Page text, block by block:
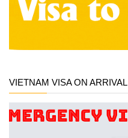
VIETNAM VISA ON ARRIVAL